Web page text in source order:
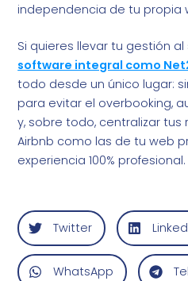
independencia de tu propia
Si quieres llevar tu gestión al
software integral como
todo desde un único lugar:
para evitar el overbooking,
y, sobre todo, centralizar
Airbnb como las de tu web
experiencia 100% profesional.
Twitter
WhatsApp